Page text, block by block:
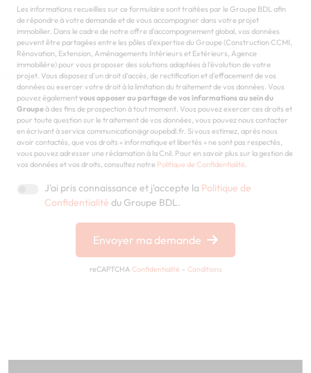
Chargement...
Les informations recueillies sur ce formulaire sont traitées par le Groupe BDL afin
de répondre à votre demande et de vous accompagner dans votre projet
immobilier. Dans le cadre de notre offre d'accompagnement global, vos données
peuvent être partagées entre les pôles d'expertise du Groupe (Construction CCMI,
Rénovation, Extension, Aménagements Intérieurs et Extérieurs, Agence
immobilière) pour vous proposer des solutions adaptées à l'évolution de votre
projet. Vous disposez d'un droit d'accès, de rectification et d'effacement de vos
données ou exercer votre droit à la limitation du traitement de vos données. Vous
pouvez égalementvous opposer au partage de vos informations au sein du
Groupeà des fins de prospection à tout moment. Vous pouvez exercer ces droits et
pour toute question sur le traitement de vos données, vous pouvez nous contacter
en écrivant à service communication@groupebdl.fr. Si vous estimez, après nous
avoir contactés, que vos droits « informatique et libertés » ne sont pas respectés,
vous pouvez adresser une réclamation à la Cnil. Pour en savoir plus sur la gestion de
vos données et vos droits, consultez notre Politique de Confidentialité
J'ai pris connaissance et j'accepte la Politique de
Confidentialité du Groupe BDL.
Envoyer ma demande
reCAPTCHA Confidentialité - Conditions